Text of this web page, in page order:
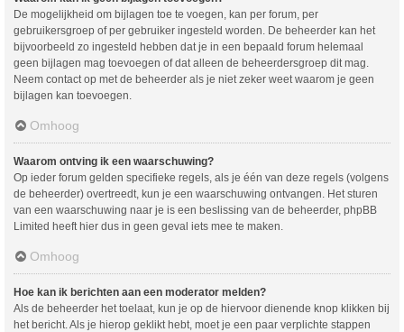
De mogelijkheid om bijlagen toe te voegen, kan per forum, per
gebruikersgroep of per gebruiker ingesteld worden. De beheerder kan het
bijvoorbeeld zo ingesteld hebben dat je in een bepaald forum helemaal
geen bijlagen mag toevoegen of dat alleen de beheerdersgroep dit mag.
Neem contact op met de beheerder als je niet zeker weet waarom je geen
bijlagen kan toevoegen.
Omhoog
Waarom ontving ik een waarschuwing?
Op ieder forum gelden specifieke regels, als je één van deze regels (volgens
de beheerder) overtreedt, kun je een waarschuwing ontvangen. Het sturen
van een waarschuwing naar je is een beslissing van de beheerder, phpBB
Limited heeft hier dus in geen geval iets mee te maken.
Omhoog
Hoe kan ik berichten aan een moderator melden?
Als de beheerder het toelaat, kun je op de hiervoor dienende knop klikken bij
het bericht. Als je hierop geklikt hebt, moet je een paar verplichte stappen